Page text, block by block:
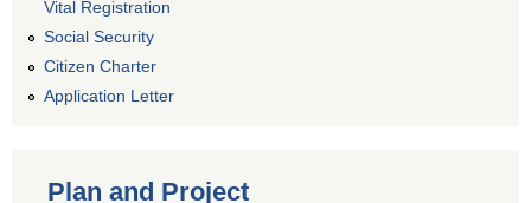
Vital Registration
Social Security
Citizen Charter
Application Letter
Plan and Project